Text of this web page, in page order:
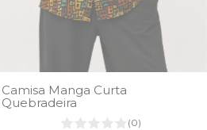
Camisa Manga Curta
Quebradeira
(0)